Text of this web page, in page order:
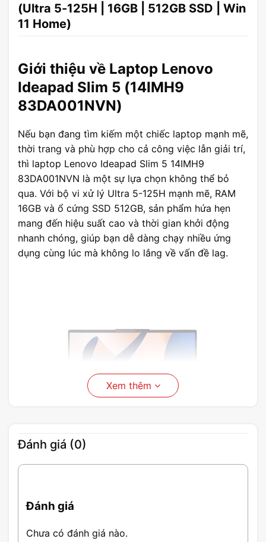
(Ultra 5-125H | 16GB | 512GB SSD | Win
11 Home)
Giới thiệu về Laptop Lenovo
Ideapad Slim 5 (14IMH9
83DA001NVN)
Nếu bạn đang tìm kiếm một chiếc laptop mạnh mẽ,
thời trang và phù hợp cho cả công việc lẫn giải trí,
thì laptop Lenovo Ideapad Slim 5 14IMH9
83DA001NVN là một sự lựa chọn không thể bỏ
qua. Với bộ vi xử lý Ultra 5-125H mạnh mẽ, RAM
16GB và ổ cứng SSD 512GB, sản phẩm hứa hẹn
mang đến hiệu suất cao và thời gian khởi động
nhanh chóng, giúp bạn dễ dàng chạy nhiều ứng
dụng cùng lúc mà không lo lắng về vấn đề lag.
83DA001NVN
Xem thêm
Đánh giá (0)
Đánh giá
Chưa có đánh giá nào.